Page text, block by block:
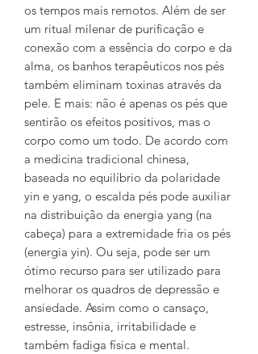
os tempos mais remotos. Além de ser
um ritual milenar de purificação e
conexão com a essência do corpo e da
alma, os banhos terapêuticos nos pés
também eliminam toxinas através da
pele. E mais: não é apenas os pés que
sentirão os efeitos positivos, mas o
corpo como um todo. De acordo com
a medicina tradicional chinesa,
baseada no equilíbrio da polaridade
yin e yang, o escalda pés pode auxiliar
na distribuição da energia yang (na
cabeça) para a extremidade fria os pés
(energia yin). Ou seja, pode ser um
ótimo recurso para ser utilizado para
melhorar os quadros de depressão e
ansiedade. Assim como o cansaço,
estresse, insônia, irritabilidade e
também fadiga física e mental.